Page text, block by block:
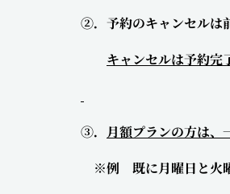
②．予約のキャンセルは
キャンセルは予約完
③． 月額プランの方は、
※例 既に月曜日と火曜